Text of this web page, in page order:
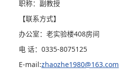
职称：副教授
【联系方式】
办公室：老实验楼408房间
电 话：0335-8075125
E-mail:zhaozhe1980@163.com